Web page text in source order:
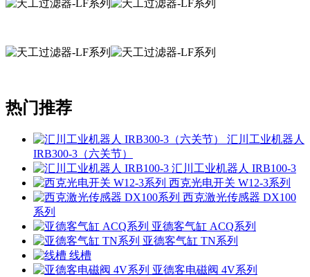
热门推荐
汇川工业机器人
IRB300-3（六关节）
汇川工业机器人 IRB100-3
西克光电开关 W12-3系列
西克激光传感器 DX100
系列
亚德客气缸 ACQ系列
亚德客气缸 TN系列
线槽
亚德客电磁阀 4V系列